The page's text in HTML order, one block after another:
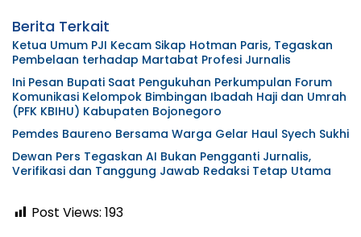
Berita Terkait
Ketua Umum PJI Kecam Sikap Hotman Paris, Tegaskan
Pembelaan terhadap Martabat Profesi Jurnalis
Ini Pesan Bupati Saat Pengukuhan Perkumpulan Forum
Komunikasi Kelompok Bimbingan Ibadah Haji dan Umrah
(PFK KBIHU) Kabupaten Bojonegoro
Pemdes Baureno Bersama Warga Gelar Haul Syech Sukhi
Dewan Pers Tegaskan AI Bukan Pengganti Jurnalis,
Verifikasi dan Tanggung Jawab Redaksi Tetap Utama
Post Views: 193